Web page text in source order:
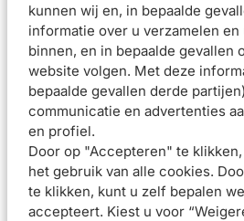
kunnen wij en, in bepaalde
informatie over u verzamelen
binnen, en in bepaalde gevallen
website volgen. Met deze
bepaalde gevallen derde
communicatie en advertenties
en profiel.
Door op "Accepteren" te
het gebruik van alle cookies.
te klikken, kunt u zelf bepalen
accepteert. Kiest u voor
Orderstatus en verzendstatus
U kunt de orderstatusvan uw
onder het kopje 'order status' in
account. Mocht de levertijd
ons tijdig bericht. Wanneer uw
ontvangt u een e-mail met daarin
nummer van PostNL. Dit is meestal
deverzendstatusvan uw pakket
PostNL.